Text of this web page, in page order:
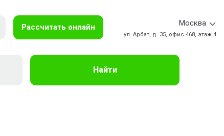
Рассчитать онлайн Москва
ул. Арбат, д. 35, офис 468, этаж 4
Найти